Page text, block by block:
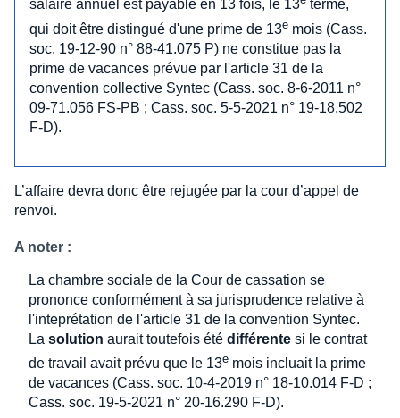
salaire annuel est payable en 13 fois, le 13
terme,
qui doit être distingué d'une prime de 13e mois (Cass.
soc. 19-12-90 n° 88-41.075 P) ne constitue pas la
prime de vacances prévue par l'article 31 de la
convention collective Syntec (Cass. soc. 8-6-2011 n°
09-71.056 FS-PB ; Cass. soc. 5-5-2021 n° 19-18.502
F-D).
L’affaire devra donc être rejugée par la cour d’appel de
renvoi.
A noter :
La chambre sociale de la Cour de cassation se
prononce conformément à sa jurisprudence relative à
l'inteprétation de l'article 31 de la convention Syntec.
La solution aurait toutefois été différente si le contrat
de travail avait prévu que le 13e mois incluait la prime
de vacances (Cass. soc. 10-4-2019 n° 18-10.014 F-D ;
Cass. soc. 19-5-2021 n° 20-16.290 F-D).